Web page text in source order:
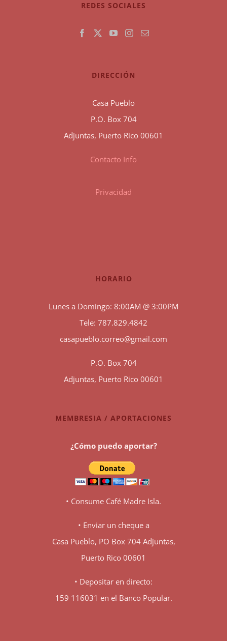
REDES SOCIALES
DIRECCIÓN
Casa Pueblo
P.O. Box 704
Adjuntas, Puerto Rico 00601
Contacto Info
Privacidad
HORARIO
Lunes a Domingo: 8:00AM @ 3:00PM
Tele: 787.829.4842
casapueblo.correo@gmail.com
P.O. Box 704
Adjuntas, Puerto Rico 00601
MEMBRESIA / APORTACIONES
¿Cómo puedo aportar?
• Consume Café Madre Isla.
• Enviar un cheque a
Casa Pueblo, PO Box 704 Adjuntas,
Puerto Rico 00601
• Depositar en directo:
159 116031 en el Banco Popular.